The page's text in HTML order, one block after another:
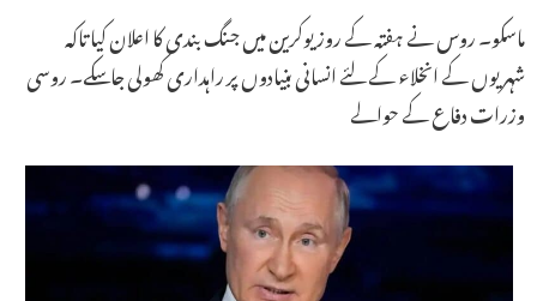
ماسکو۔ روس نے ہفتہ کے روز یوکرین میں جنگ بندی کا اعلان کیا تاکہ
شہریوں کے انخلاء کے لئے انسانی بنیادوں پر راہداری کھولی جاسکے۔ روسی
وزرات دفاع کے حوالے